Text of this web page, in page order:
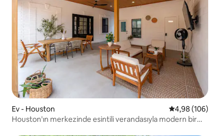
Ev - Houston 5 üzerinden
4,98 (106)
Houston'ın merkezinde esintili verandasıyla modern bir